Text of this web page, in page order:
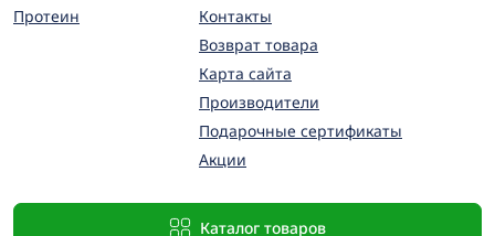
Протеин
Контакты
Возврат товара
Карта сайта
Производители
Подарочные сертификаты
Акции
Каталог товаров